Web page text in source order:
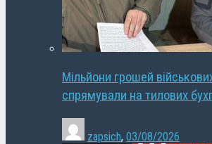
Мільйони грошей
спрямували на тилових
zapsich, 03/08/2026